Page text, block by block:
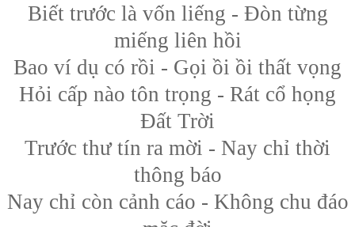
Biết trước là vốn liếng - Đòn từng
miếng liên hồi
Bao ví dụ có rồi - Gọi ồi ồi thất vọng
Hỏi cấp nào tôn trọng - Rát cổ họng
Đất Trời
Trước thư tín ra mời - Nay chỉ thời
thông báo
Nay chỉ còn cảnh cáo - Không chu đáo